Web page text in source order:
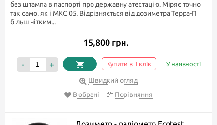
без штампа в паспорті про державну атестацію. Міряє точно
так само, як і МКС 05. Відрізняється від дозиметра Терра-П
більш чітким...
15,800 грн.
- + Купити в 1 клік У наявності
Швидкий огляд
В обрані
Порівняння